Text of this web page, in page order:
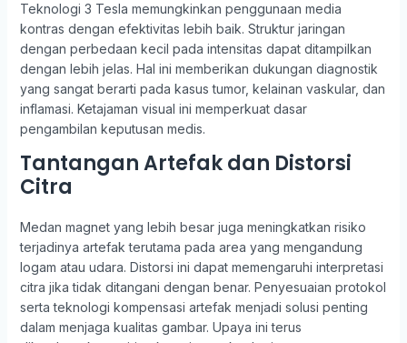
Teknologi 3 Tesla memungkinkan penggunaan media
kontras dengan efektivitas lebih baik. Struktur jaringan
dengan perbedaan kecil pada intensitas dapat ditampilkan
dengan lebih jelas. Hal ini memberikan dukungan diagnostik
yang sangat berarti pada kasus tumor, kelainan vaskular, dan
inflamasi. Ketajaman visual ini memperkuat dasar
pengambilan keputusan medis.
Tantangan Artefak dan Distorsi
Citra
Medan magnet yang lebih besar juga meningkatkan risiko
terjadinya artefak terutama pada area yang mengandung
logam atau udara. Distorsi ini dapat memengaruhi interpretasi
citra jika tidak ditangani dengan benar. Penyesuaian protokol
serta teknologi kompensasi artefak menjadi solusi penting
dalam menjaga kualitas gambar. Upaya ini terus